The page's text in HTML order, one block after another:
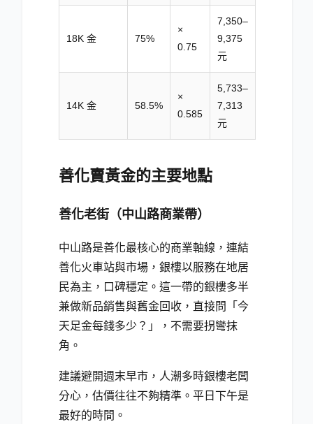
18K 金 75%
×
0.75
7,350–
9,375
元
14K 金 58.5%
×
0.585
5,733–
7,313
元
善化賣黃金的主要地點
善化老街（中山路商業帶）
中山路是善化最核心的商業軸線，連結
善化火車站與市場，銀樓以服務在地居
民為主，口碑穩定。這一帶的銀樓多半
兼做新品銷售與舊金回收，直接問「今
天足金每錢多少？」，不需要拐彎抹
角。
建議避開週末早市，人潮多時銀樓老闆
分心，估價往往不夠精準。平日下午是
最好的時間。